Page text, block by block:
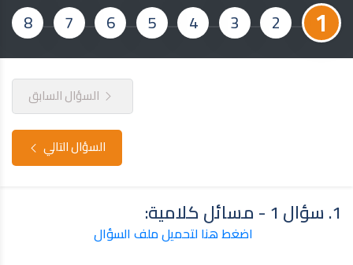
1
2
3
4
5
6
7
8
السؤال السابق
السؤال التالي
1. سؤال 1 - مسائل كلامية:
اضغط هنا لتحميل ملف السؤال